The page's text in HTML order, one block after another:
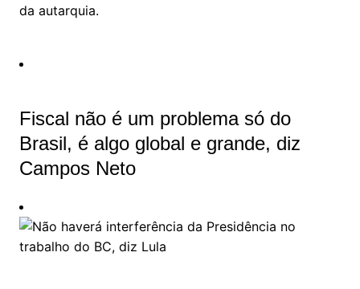
da autarquia.
Fiscal não é um problema só do
Brasil, é algo global e grande, diz
Campos Neto